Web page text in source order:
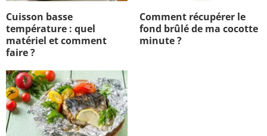
Cuisson basse
température : quel
matériel et comment
faire ?
Comment récupérer le
fond brûlé de ma cocotte
minute ?